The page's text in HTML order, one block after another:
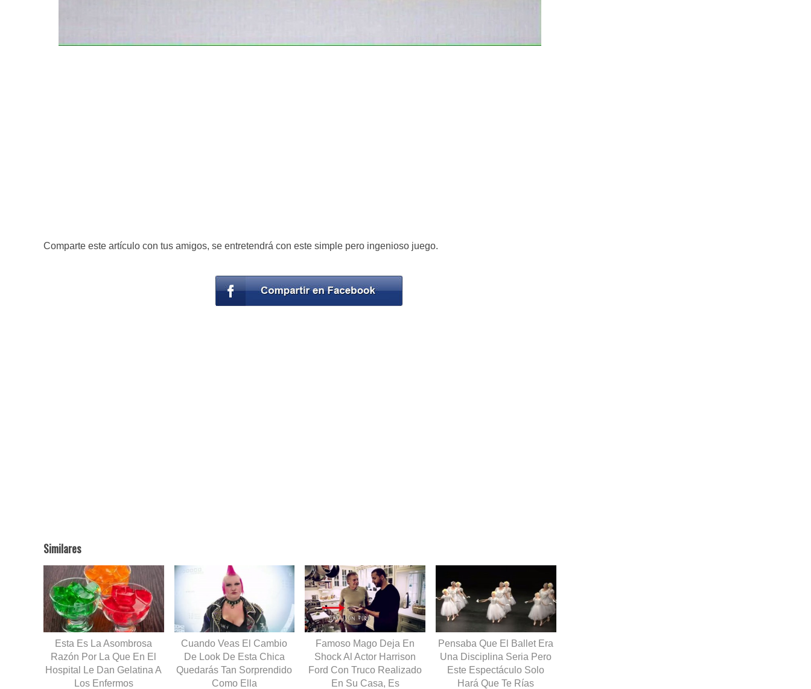
Comparte este artículo con tus amigos, se entretendrá con este simple pero ingenioso juego.
Similares
Esta Es La Asombrosa
Razón Por La Que En El
Hospital Le Dan Gelatina A
Los Enfermos
Cuando Veas El Cambio
De Look De Esta Chica
Quedarás Tan Sorprendido
Como Ella
Famoso Mago Deja En
Shock Al Actor Harrison
Ford Con Truco Realizado
En Su Casa, Es
Pensaba Que El Ballet Era
Una Disciplina Seria Pero
Este Espectáculo Solo
Hará Que Te Rías